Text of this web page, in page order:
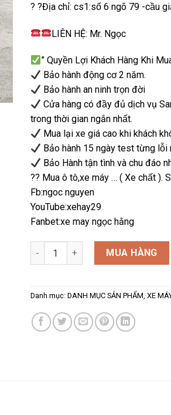
? ?Địa chỉ: cs1:số 6 ngõ 79 -cầu
LIÊN HỆ: Mr. Ngọc
” Quyền Lợi Khách Hàng Khi
Bảo hành động cơ 2 năm.
Bảo hành an ninh trọn đời
Cửa hàng có đầy đủ dịch vụ
trong thời gian ngắn nhất.
Mua lại xe giá cao khi khách
Bảo hành 15 ngày test từng lỗi
Bảo Hành tận tình và chu đáo
?? Mua ô tô,xe máy … ( Xe chất ).
Fb:ngoc nguyen
YouTube:xehay29
Fanbet:xe may ngọc hằng
sh 125 abs 2019 số lượngMUA HÀNG
Danh mục: DANH MỤC SẢN PHẨM, XE